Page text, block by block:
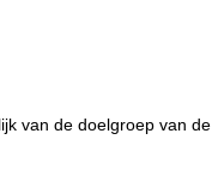
van de doelgroep van de